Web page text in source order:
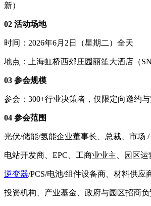
新）
02 活动场地
时间：2026年6月2日（星期二）全天
地点：上海虹桥西郊庄园丽笙大酒店（
03 参会规模
参会：300+行业决策者，仅限定向邀约
04 参会范围
光伏/储能/氢能企业董事长、总裁、市场 /
电站开发商、EPC、工商业业主、园区运
逆变器/PCS/电池/组件设备商、材料供应
投资机构、产业基金、政府与园区招商负